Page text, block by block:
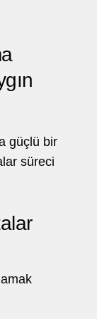
güçlü bir
süreci